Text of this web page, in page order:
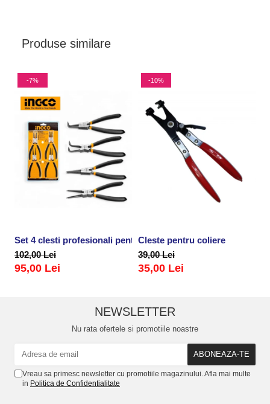
Produse similare
-7%
Set 4 clesti profesionali pentru sigurante, inele
102,00 Lei
95,00 Lei
-10%
Cleste pentru coliere
39,00 Lei
35,00 Lei
NEWSLETTER
Nu rata ofertele si promotiile noastre
Vreau sa primesc newsletter cu promotiile magazinului. Afla mai multe
in Politica de Confidentialitate